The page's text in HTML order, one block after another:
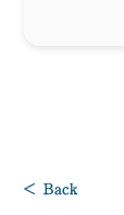
< Back